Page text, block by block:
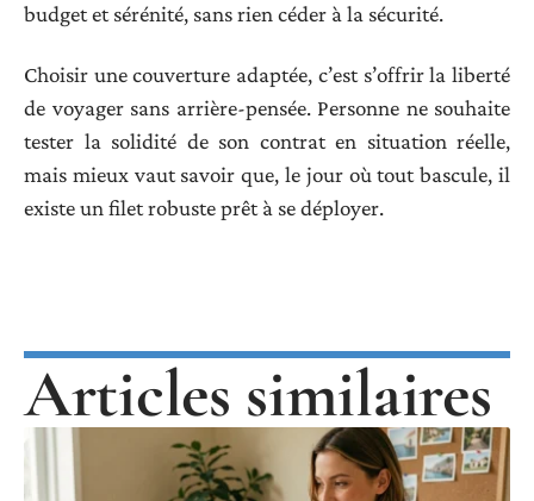
budget et sérénité, sans rien céder à la sécurité.
Choisir une couverture adaptée, c’est s’offrir la liberté
de voyager sans arrière-pensée. Personne ne souhaite
tester la solidité de son contrat en situation réelle,
mais mieux vaut savoir que, le jour où tout bascule, il
existe un filet robuste prêt à se déployer.
Articles similaires